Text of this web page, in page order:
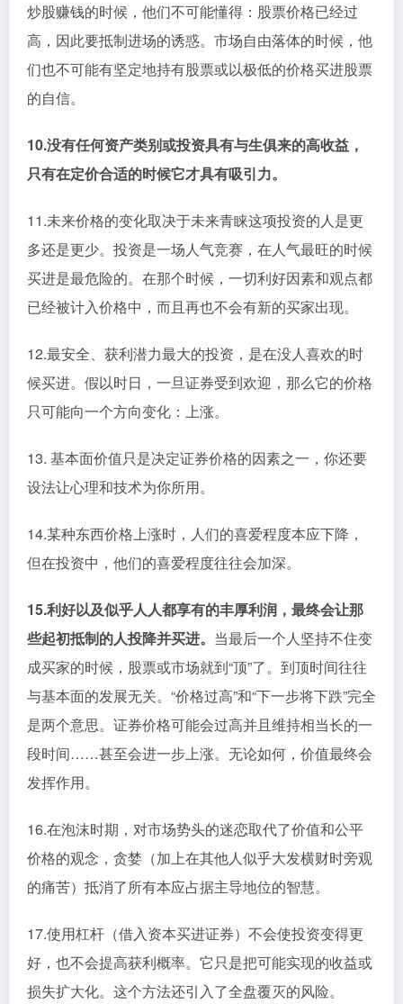
炒股赚钱的时候，他们不可能懂得：股票价格已经过
高，因此要抵制进场的诱惑。市场自由落体的时候，他
们也不可能有坚定地持有股票或以极低的价格买进股票
的自信。
10.没有任何资产类别或投资具有与生俱来的高收益，
只有在定价合适的时候它才具有吸引力。
11.未来价格的变化取决于未来青睐这项投资的人是更
多还是更少。投资是一场人气竞赛，在人气最旺的时候
买进是最危险的。在那个时候，一切利好因素和观点都
已经被计入价格中，而且再也不会有新的买家出现。
12.最安全、获利潜力最大的投资，是在没人喜欢的时
候买进。假以时日，一旦证券受到欢迎，那么它的价格
只可能向一个方向变化：上涨。
13. 基本面价值只是决定证券价格的因素之一，你还要
设法让心理和技术为你所用。
14.某种东西价格上涨时，人们的喜爱程度本应下降，
但在投资中，他们的喜爱程度往往会加深。
15.利好以及似乎人人都享有的丰厚利润，最终会让那
些起初抵制的人投降并买进。 当最后一个人坚持不住变
成买家的时候，股票或市场就到“顶”了。到顶时间往往
与基本面的发展无关。“价格过高”和“下一步将下跌”完全
是两个意思。证券价格可能会过高并且维持相当长的一
段时间……甚至会进一步上涨。无论如何，价值最终会
发挥作用。
16.在泡沫时期，对市场势头的迷恋取代了价值和公平
价格的观念，贪婪（加上在其他人似乎大发横财时旁观
的痛苦）抵消了所有本应占据主导地位的智慧。
17.使用杠杆（借入资本买进证券）不会使投资变得更
好，也不会提高获利概率。它只是把可能实现的收益或
损失扩大化。这个方法还引入了全盘覆灭的风险。